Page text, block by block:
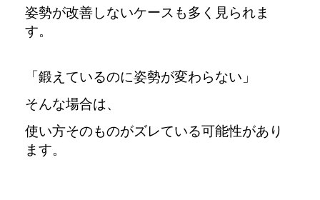
姿勢が改善しないケースも多く見られま
す。
「鍛えているのに姿勢が変わらない」
そんな場合は、
使い方そのものがズレている可能性があり
ます。